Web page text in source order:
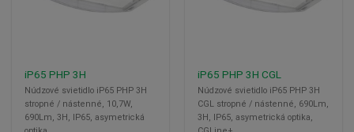
iP65 PHP 3H
Núdzové svietidlo iP65 PHP 3H
stropné / nástenné, 10,7W,
690Lm, 3H, IP65, asymetrická
iP65 PHP 3H CGL
Núdzové svietidlo iP65 PHP 3H
CGL stropné / nástenné, 690Lm,
3H, IP65, asymetrická optika,